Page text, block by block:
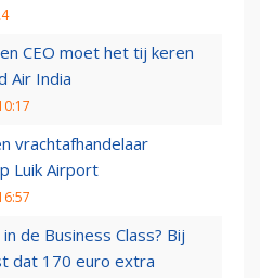
CEO moet het tij keren
Air India
vrachtafhandelaar
Luik Airport
de Business Class? Bij
dat 170 euro extra